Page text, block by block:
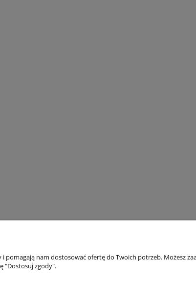
Twoje konto
nam dostosować ofertę do Twoich potrzeb. Możesz
"Dostosuj zgody".